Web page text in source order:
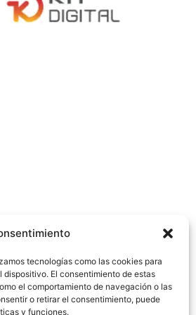
tecnologías como las cookies para
El consentimiento de estas
el comportamiento de navegación o las
o retirar el consentimiento, puede
y funciones.